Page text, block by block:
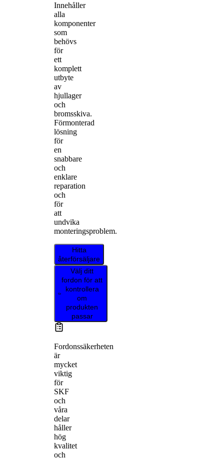
Innehåller
alla
komponenter
som
behövs
för
ett
komplett
utbyte
av
hjullager
och
bromsskiva.
Förmonterad
lösning
för
en
snabbare
och
enklare
reparation
och
för
att
undvika
monteringsproblem.
Hitta
återförsäljare
Välj ditt
fordon för att
kontrollera
om
produkten
passar
Fordonssäkerheten
är
mycket
viktig
för
SKF
och
våra
delar
håller
hög
kvalitet
och